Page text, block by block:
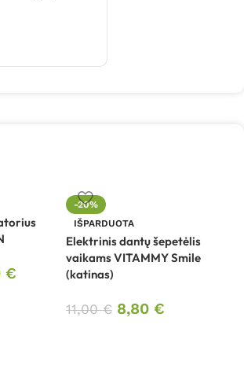
€
-20%
IŠPARDUOTA
Elektrinis dantų šepetėlis
vaikams VITAMMY Smile
(katinas)
11,00€ 8,80 €